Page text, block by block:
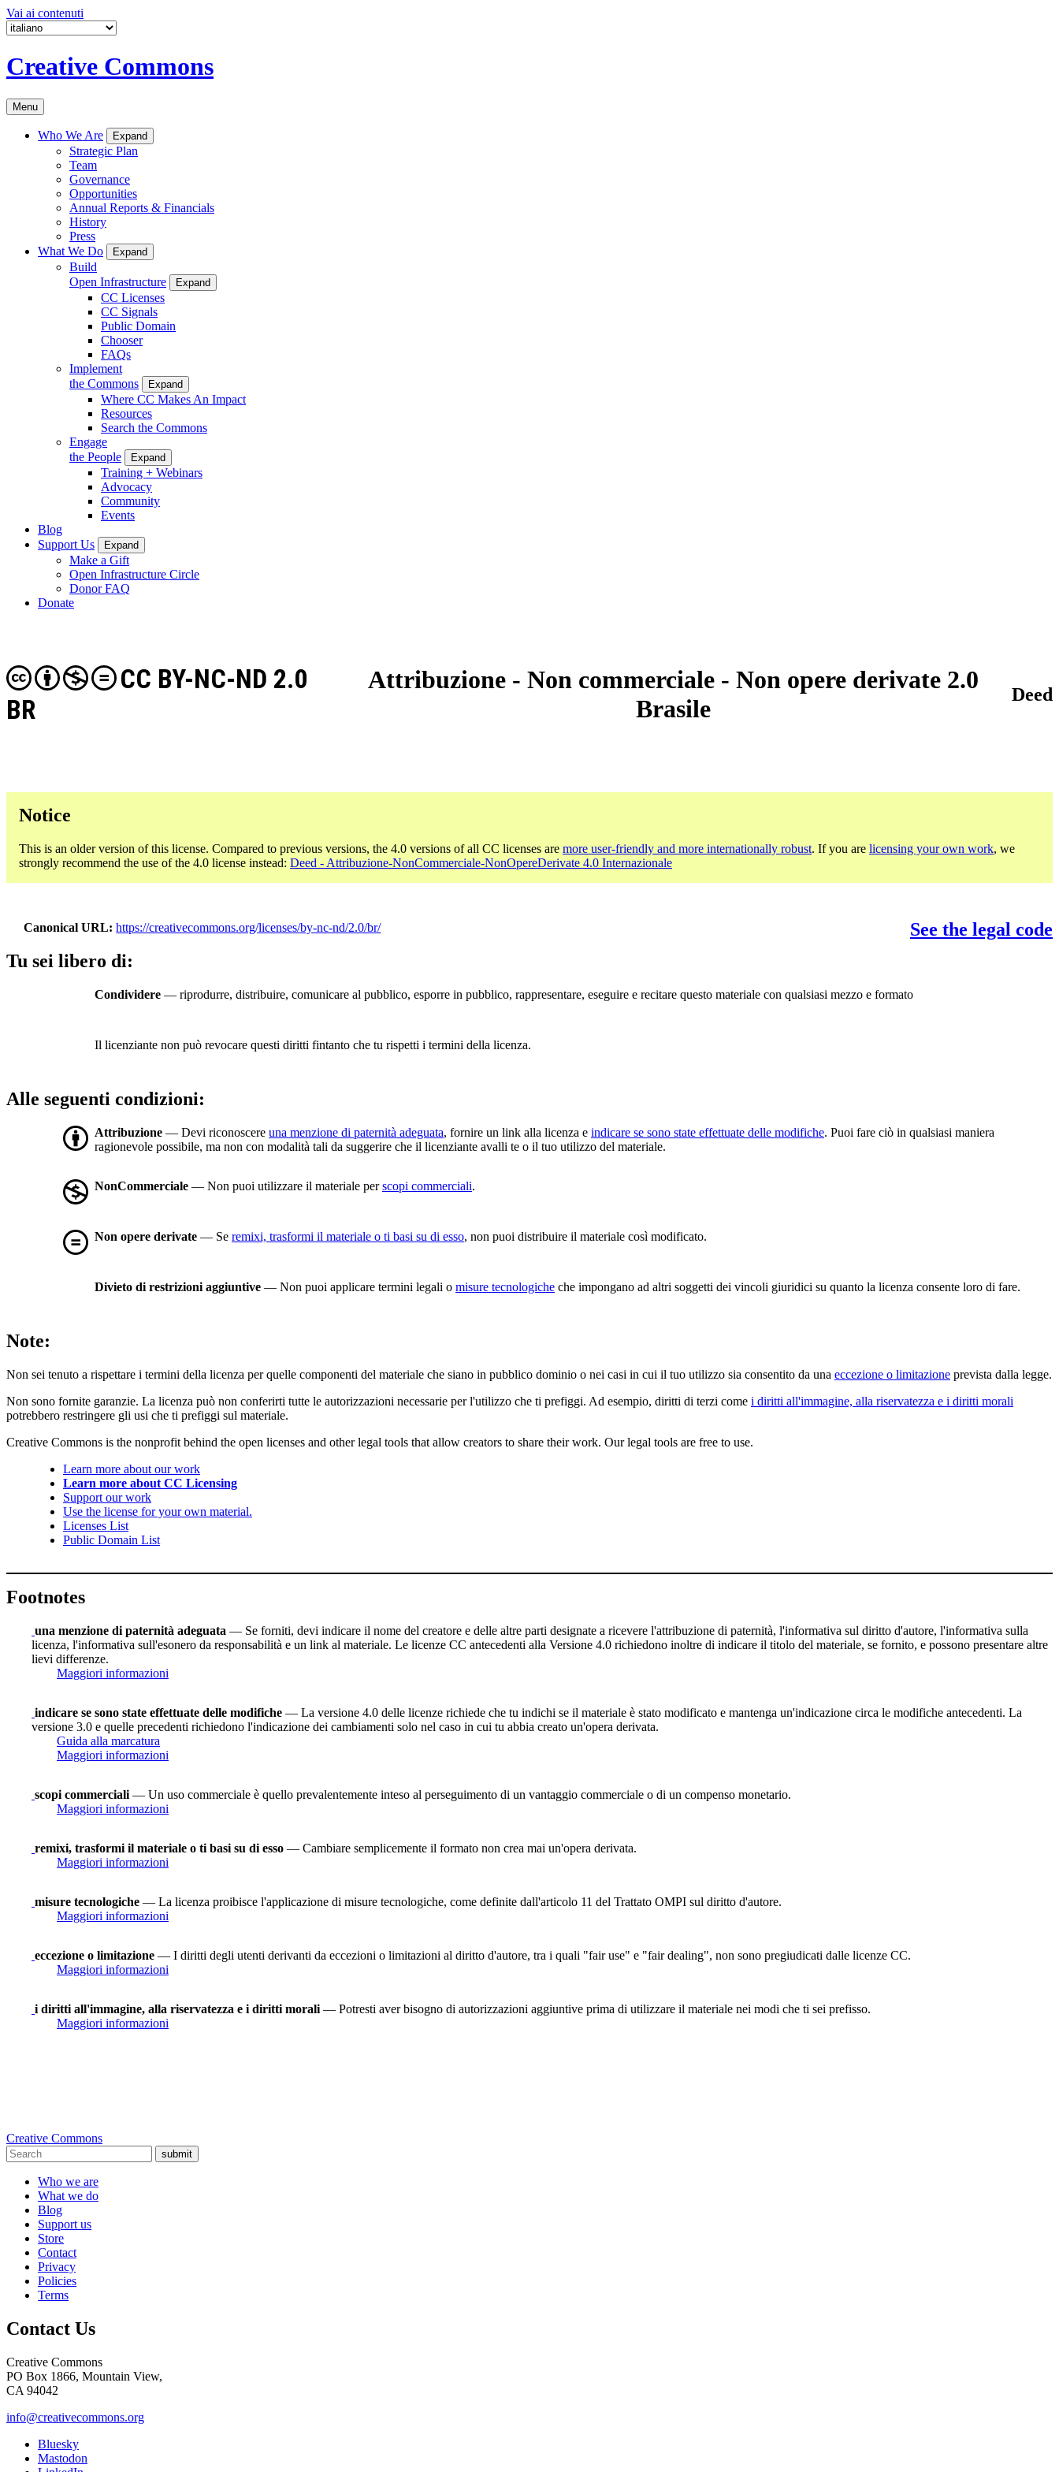
Vai ai contenuti
Creative Commons
Menu
Who We Are Expand
Strategic Plan
Team
Governance
Opportunities
Annual Reports & Financials
History
Press
What We Do
Expand
Build
Open Infrastructure
Expand
CC Licenses
CC Signals
Public Domain
Chooser
FAQs
Implement
the Commons
Expand
Where CC Makes An Impact
Resources
Search the Commons
Engage
the People
Expand
Training + Webinars
Advocacy
Community
Events
Blog
Support Us
Expand
Make a Gift
Open Infrastructure Circle
Donor FAQ
Donate
Attribuzione - Non commerciale - Non opere derivate 2.0
Brasile
CC BY-NC-ND 2.0
BR
Deed
Notice
This is an older version of this license. Compared to previous versions, the 4.0 versions of all CC licenses are more user-friendly and more internationally robust. If you are licensing your own work, we
strongly recommend the use of the 4.0 license instead: Deed - Attribuzione-NonCommerciale-NonOpereDerivate 4.0 Internazionale
Canonical URL https://creativecommons.org/licenses/by-nc-nd/2.0/br/
See the legal code
Tu sei libero di:
Condividere — riprodurre, distribuire, comunicare al pubblico, esporre in pubblico, rappresentare, eseguire e recitare questo materiale con qualsiasi mezzo e formato
Il licenziante non può revocare questi diritti fintanto che tu rispetti i termini della licenza.
Alle seguenti condizioni:
Attribuzione — Devi riconoscere una menzione di paternità adeguata, fornire un link alla licenza e indicare se sono state effettuate delle modifiche. Puoi fare ciò in qualsiasi maniera
ragionevole possibile, ma non con modalità tali da suggerire che il licenziante avalli te o il tuo utilizzo del materiale.
NonCommerciale — Non puoi utilizzare il materiale perscopi commerciali.
Non opere derivate — Se remixi, trasformi il materiale o ti basi su di esso, non puoi distribuire il materiale così modificato.
Divieto di restrizioni aggiuntive — Non puoi applicare termini legali o misure tecnologiche che impongano ad altri soggetti dei vincoli giuridici su quanto la licenza consente loro di fare.
Note:
Non sei tenuto a rispettare i termini della licenza per quelle componenti del materiale che siano in pubblico dominio o nei casi in cui il tuo utilizzo sia consentito da una eccezione o limitazione prevista dalla legge.
Non sono fornite garanzie. La licenza può non conferirti tutte le autorizzazioni necessarie per l'utilizzo che ti prefiggi. Ad esempio, diritti di terzi come i diritti all'immagine, alla riservatezza e i diritti morali
potrebbero restringere gli usi che ti prefiggi sul materiale.
Creative Commons is the nonprofit behind the open licenses and other legal tools that allow creators to share their work. Our legal tools are free to use.
Learn more about our work
Learn more about CC Licensing
Support our work
Use the license for your own material.
Licenses List
Public Domain List
Footnotes
una menzione di paternità adeguata — Se forniti, devi indicare il nome del creatore e delle altre parti designate a ricevere l'attribuzione di paternità, l'informativa sul diritto d'autore, l'informativa sulla
licenza, l'informativa sull'esonero da responsabilità e un link al materiale. Le licenze CC antecedenti alla Versione 4.0 richiedono inoltre di indicare il titolo del materiale, se fornito, e possono presentare altre
lievi differenze.
Maggiori informazioni
indicare se sono state effettuate delle modifiche — La versione 4.0 delle licenze richiede che tu indichi se il materiale è stato modificato e mantenga un'indicazione circa le modifiche antecedenti. La
versione 3.0 e quelle precedenti richiedono l'indicazione dei cambiamenti solo nel caso in cui tu abbia creato un'opera derivata.
Guida alla marcatura
Maggiori informazioni
scopi commerciali — Un uso commerciale è quello prevalentemente inteso al perseguimento di un vantaggio commerciale o di un compenso monetario.
Maggiori informazioni
remixi, trasformi il materiale o ti basi su di esso — Cambiare semplicemente il formato non crea mai un'opera derivata.
Maggiori informazioni
misure tecnologiche — La licenza proibisce l'applicazione di misure tecnologiche, come definite dall'articolo 11 del Trattato OMPI sul diritto d'autore.
Maggiori informazioni
eccezione o limitazione — I diritti degli utenti derivanti da eccezioni o limitazioni al diritto d'autore, tra i quali "fair use" e "fair dealing", non sono pregiudicati dalle licenze CC.
Maggiori informazioni
i diritti all'immagine, alla riservatezza e i diritti morali — Potresti aver bisogno di autorizzazioni aggiuntive prima di utilizzare il materiale nei modi che ti sei prefisso.
Maggiori informazioni
Creative Commons
submit
Who we are
What we do
Blog
Support us
Store
Contact
Privacy
Policies
Terms
Contact Us
Creative Commons
PO Box 1866, Mountain View,
CA 94042
info@creativecommons.org
Bluesky
Mastodon